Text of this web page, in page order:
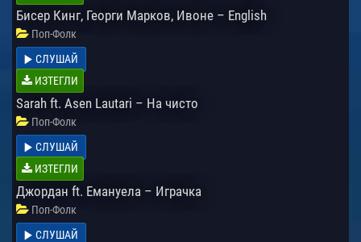
Бисер Кинг, Георги Марков, Ивоне – English
Поп-Фолк
СЛУШАЙ
ИЗТЕГЛИ
Sarah ft. Asen Lautari – На чисто
Поп-Фолк
СЛУШАЙ
ИЗТЕГЛИ
Джордан ft. Емануела – Играчка
Поп-Фолк
СЛУШАЙ